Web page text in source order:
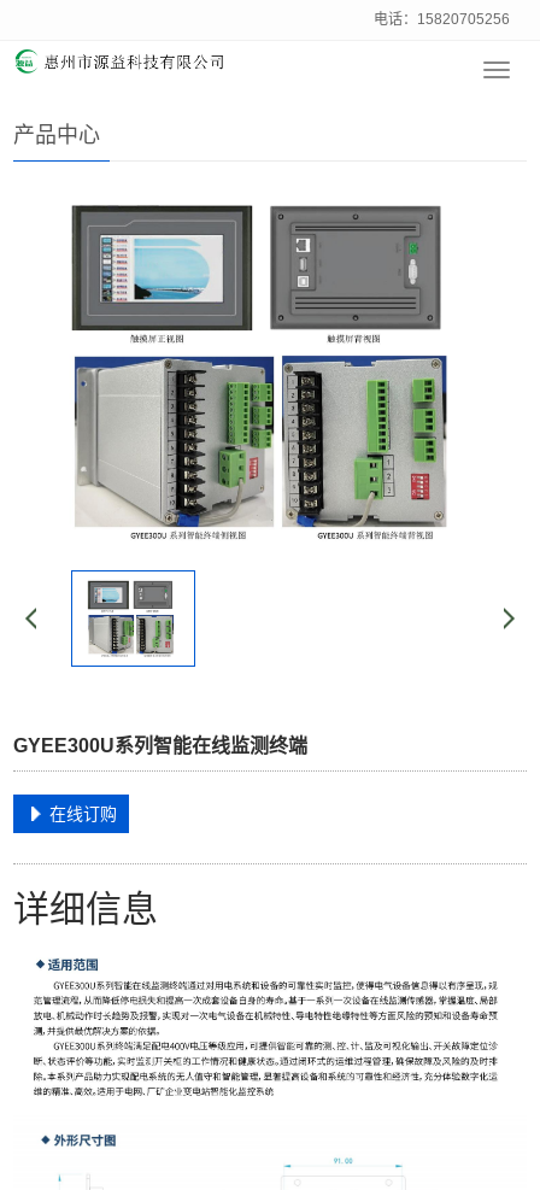
电话：15820705256
产品中心
GYEE300U系列智能在线监测终端
在线订购
详细信息